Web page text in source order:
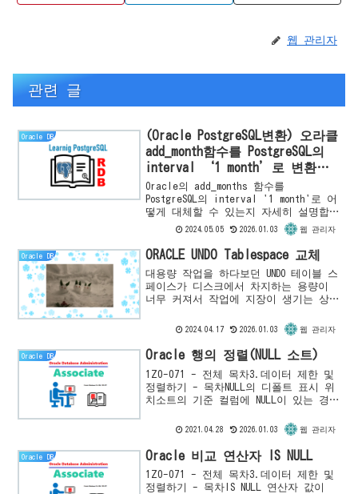
웹 관리자
관련 글
Oracle DB
(Oracle PostgreSQL변환) 오라클
add_month함수를 PostgreSQL의
interval ‘1 month’로 변환하
기 (월/일/시/분/초 더하기)
Oracle의 add_months 함수를
PostgreSQL의 interval '1 month'로 어
떻게 대체할 수 있는지 자세히 설명합니
다. 월, 일, 시, 분, 초 단위로 날짜를
더하는 방법을 Oracle과 PostgreSQL 간
에 비교하여, 시스템 변환시 참고할 수
있는 유용한 정보를 제공합니다.
2024.05.05 2026.01.03 웹 관리자
Oracle DB ORACLE UNDO Tablespace 교체
대용량 작업을 하다보던 UNDO 테이블 스
페이스가 디스크에서 차지하는 용량이
너무 커져서 작업에 지장이 생기는 상황
블 스페이스 파일 자체의 용량이 확장되
는 것이기 때문에 테이블 ...
2024.04.17 2026.01.03 웹 관리자
Oracle DB Oracle 행의 정렬(NULL 소트)
1Z0-071 - 전체 목차3.데이터 제한 및
정렬하기 - 목차NULL의 디폴트 표시 위
치소트의 기준 컬럼에 NULL이 있는 경
마지막에 표시되고, 내림차순에서는 가
2021.04.28 2026.01.03 웹 관리자
Oracle DB Oracle 비교 연산자 IS NULL
1Z0-071 - 전체 목차3.데이터 제한 및
정렬하기 - 목차IS NULL 연산자 값이